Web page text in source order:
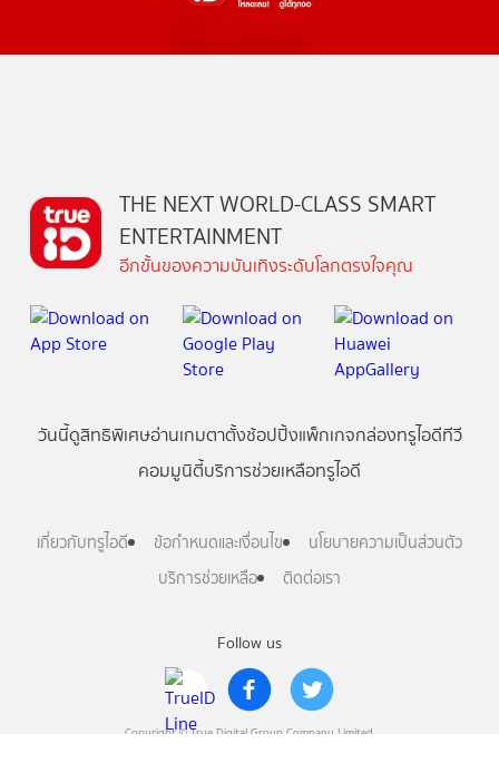
Follow us
Copyright © True Digital Group Company Limited.
THE NEXT WORLD-CLASS SMART
ENTERTAINMENT
อีกขั้นของความบันเทิงระดับโลกตรงใจคุณ
วันนี้ดูสิทธิพิเศษอ่านเกมตาตั้งช้อปปิ้งแพ็กเกจกล่องทรูไอดีทีวี
คอมมูนิตี้บริการช่วยเหลือทรูไอดี
เกี่ยวกับทรูไอดี ข้อกำหนดและเงื่อนไข
นโยบายความเป็นส่วนตัว
บริการช่วยเหลือ
ติดต่อเรา